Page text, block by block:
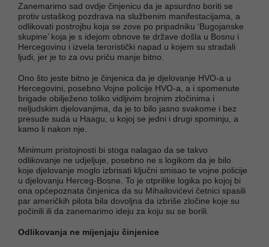
Zanemarimo sad ovdje činjenicu da je apsurdno boriti se
protiv ustaškog pozdrava na službenim manifestacijama, a
odlikovati postrojbu koja se zove po pripadniku ‘Bugojanske
skupine’ koja je s idejom obnove te države došla u Bosnu i
Hercegovinu i izvela teroristički napad u kojem su stradali
ljudi, jer je to za ovu priču manje bitno.
Ono što jeste bitno je činjenica da je djelovanje HVO-a u
Hercegovini, posebno Vojne policije HVO-a, a i spomenute
brigade obilježeno toliko vidljivim brojnim zločinima i
neljudskim djelovanjima, da je to bilo jasno svakome i bez
presude suda u Haagu, u kojoj se jedni i drugi spominju, a
kamo li nakon nje.
Minimum pristojnosti bi stoga nalagao da se takvo
odlikovanje ne udjeljuje, posebno ne s logikom da je bilo
koje djelovanje moglo izbrisati ključni smisao te vojne policije
u djelovanju Herceg-Bosne. To je otprilike logika po kojoj bi
ona općepoznata činjenica da su Mihailovićevi četnici spasili
par američkih pilota bila dovoljna da izbriše zločine koje su
počinili ili da zanemarimo ideju za koju su se borili.
Odlikovanja ne mijenjaju činjenice